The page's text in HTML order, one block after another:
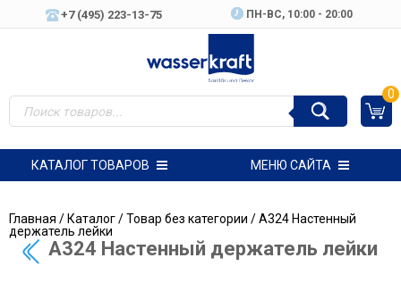
+7 (495) 223-13-75 ПН-ВC, 10:00 - 20:00
0
КАТАЛОГ ТОВАРОВ МЕНЮ САЙТА
Главная /Каталог/Товар без категории / A324 Настенный
держатель лейки
A324 Настенный держатель лейки